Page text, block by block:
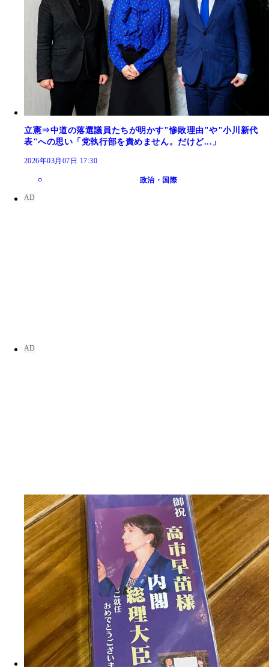
立憲⇒中道の落選議員たちが明かす"惨敗理由"や"小川新代
表"への思い「党執行部を責めません。だけど...」
2026年03月07日 17:30
政治・国際